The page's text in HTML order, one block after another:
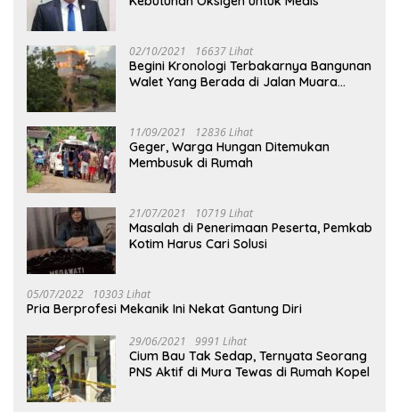
02/10/2021 16637 Lihat
Begini Kronologi Terbakarnya Bangunan
Walet Yang Berada di Jalan Muara
11/09/2021 12836 Lihat
Geger, Warga Hungan Ditemukan
Membusuk di Rumah
21/07/2021 10719 Lihat
Masalah di Penerimaan Peserta, Pemkab
Kotim Harus Cari Solusi
05/07/2022 10303 Lihat
Pria Berprofesi Mekanik Ini Nekat Gantung Diri
29/06/2021 9991 Lihat
Cium Bau Tak Sedap, Ternyata Seorang
PNS Aktif di Mura Tewas di Rumah Kopel